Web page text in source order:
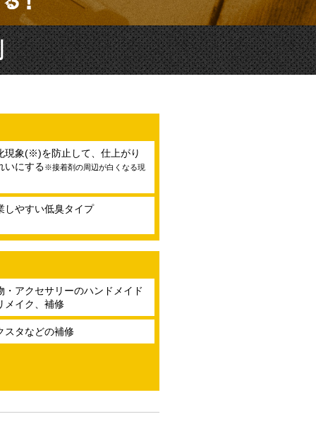
現象(※)を防止して、仕上がり
いにする※接着剤の周辺が白くなる現
しやすい低臭タイプ
・アクセサリーのハンドメイド
メイク、補修
スタなどの補修